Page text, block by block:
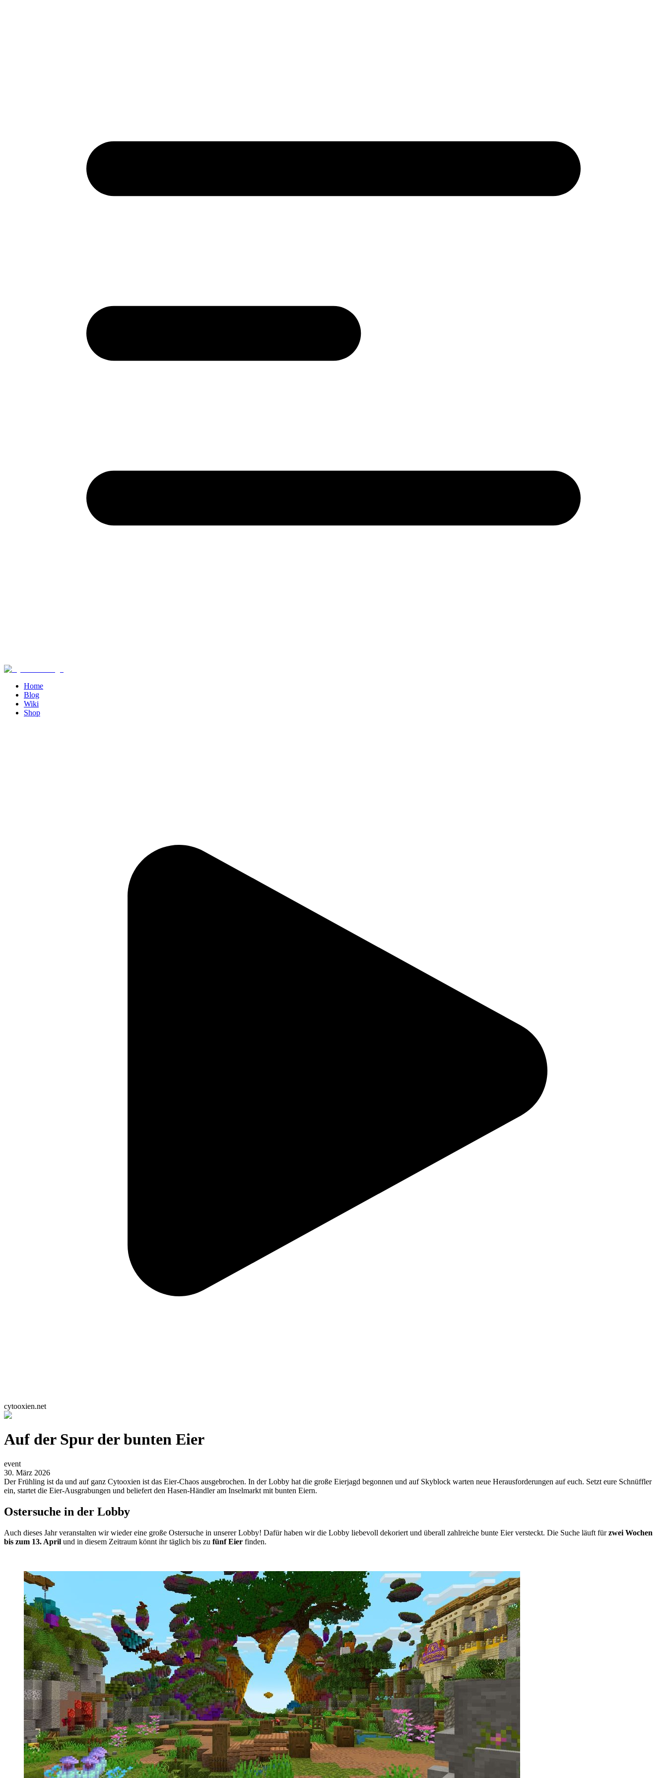
Home
Blog
Wiki
Shop
cytooxien.net
Auf der Spur der bunten Eier
event
30. März 2026
Der Frühling ist da und auf ganz Cytooxien ist das Eier-Chaos ausgebrochen. In der Lobby hat die große Eierjagd begonnen und auf Skyblock warten neue Herausforderungen auf euch. Setzt eure Schnüffler
ein, startet die Eier-Ausgrabungen und beliefert den Hasen-Händler am Inselmarkt mit bunten Eiern.
Ostersuche in der Lobby
Auch dieses Jahr veranstalten wir wieder eine große Ostersuche in unserer Lobby! Dafür haben wir die Lobby liebevoll dekoriert und überall zahlreiche bunte Eier versteckt. Die Suche läuft fürzwei Wochen
bis zum 13. April und in diesem Zeitraum könnt ihr täglich bis zu fünf Eier finden.